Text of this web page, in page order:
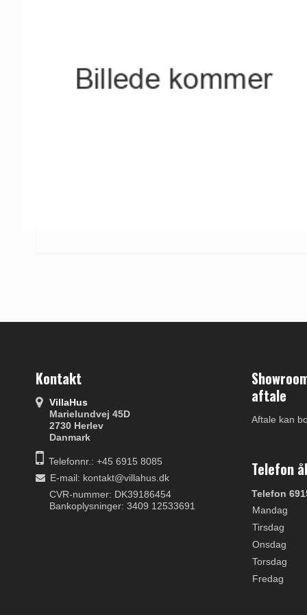
Kontakt
VillaHus
Marielundvej 45D
2730 Herlev
Danmark
Telefonnr.: +45 6915 8085
E-mail: kontakt@villahus.dk
CVR-nummer: DK39186454
Bankoplysninger: 3409 12533691
aftale
Aftale kan
Telefon
Telefon
Mandag
Tirsdag
Onsdag
Torsdag
Fredag